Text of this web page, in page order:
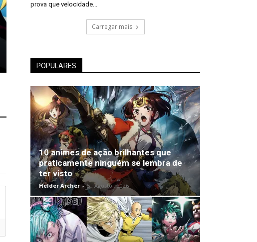
prova que velocidade...
Carregar mais
POPULARES
10 animes de ação brilhantes que
praticamente ninguém se lembra de
ter visto
Helder Archer - 5 , Agosto , 2026